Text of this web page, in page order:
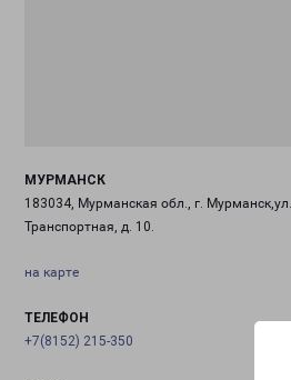
МУРМАНСК
183034, Мурманская обл., г. Мурманск,ул.
Транспортная, д. 10.
на карте
ТЕЛЕФОН
+7(8152) 215-350